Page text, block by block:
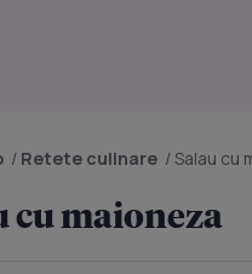
/ Retete culinare /Salau cu
cu maioneza